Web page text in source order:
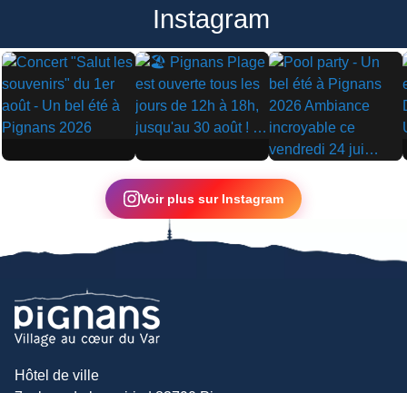
Instagram
▶ ▶
▶
Voir plus sur Instagram
Hôtel de ville